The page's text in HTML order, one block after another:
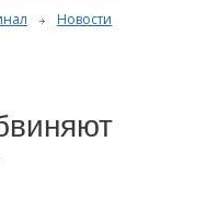
Новости